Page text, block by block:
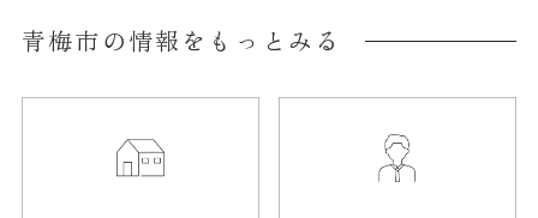
青梅市の情報をもっとみる